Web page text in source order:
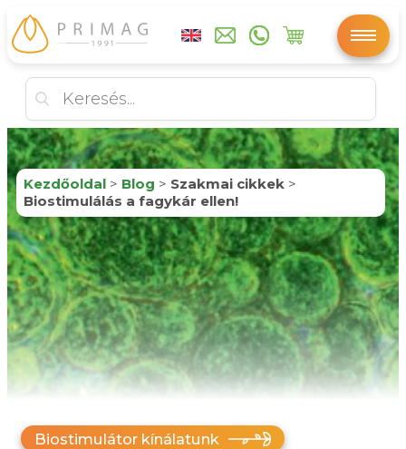
Kezdőoldal > Blog > Szakmai cikkek >
Biostimulálás a fagykár ellen!
Biostimulátor kínálatunk